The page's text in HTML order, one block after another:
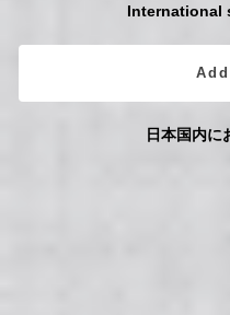
International
日本国内に